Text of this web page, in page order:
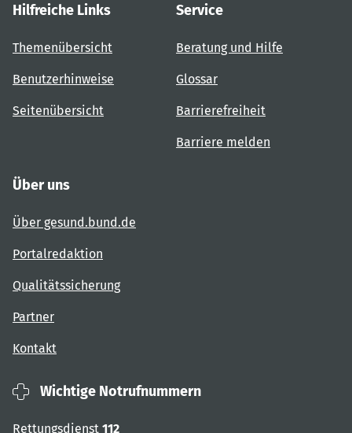
Hilfreiche Links
Themenübersicht
Benutzerhinweise
Seitenübersicht
Service
Beratung und Hilfe
Glossar
Barrierefreiheit
Barriere melden
Über uns
Über gesund.bund.de
Portalredaktion
Qualitätssicherung
Partner
Kontakt
Wichtige Notrufnummern
Rettungsdienst 112